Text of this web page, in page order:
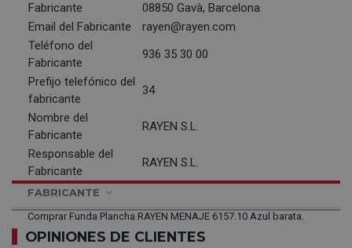
Fabricante
08850 Gavà, Barcelona
Email del Fabricante
rayen@rayen.com
Teléfono del
Fabricante
936 35 30 00
Prefijo telefónico del
fabricante
34
Nombre del
Fabricante
RAYEN S.L.
Responsable del
Fabricante
RAYEN S.L.
FABRICANTE
Comprar Funda Plancha RAYEN MENAJE 6157.10 Azul barata.
OPINIONES DE CLIENTES